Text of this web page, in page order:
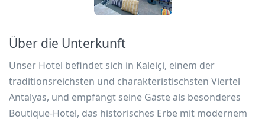
Über die Unterkunft
Unser Hotel befindet sich in Kaleiçi, einem der
traditionsreichsten und charakteristischsten Viertel
Antalyas, und empfängt seine Gäste als besonderes
Boutique-Hotel, das historisches Erbe mit modernem